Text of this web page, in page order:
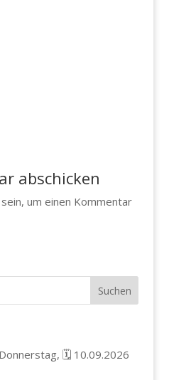
abschicken
um einen Kommentar
🗓️ 10.09.2026